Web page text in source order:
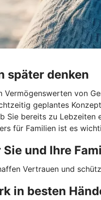
später denken
Vermögenswerten von
geplantes
Sie bereits zu Lebzeiten
für Familien ist es
und Ihre
Vertrauen und
in besten